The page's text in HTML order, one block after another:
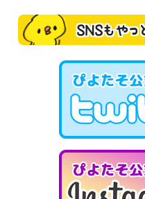
SNSもやっ